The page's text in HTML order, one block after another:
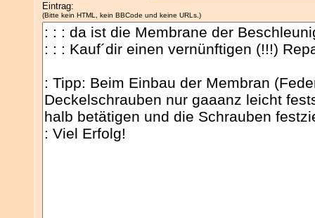
Eintrag:
(Bitte kein HTML, kein BBCode und keine URLs.)